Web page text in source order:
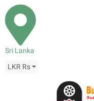
Sri Lanka
LKR Rs